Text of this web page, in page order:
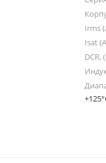
Irms
Isat
DCR,